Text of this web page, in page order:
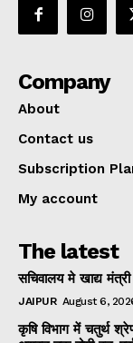
Company
About
Contact us
Subscription
My account
The latest
सचिवालय मे खाद्य
JAIPUR August 6,
कृषि विभाग में चतुर्थ